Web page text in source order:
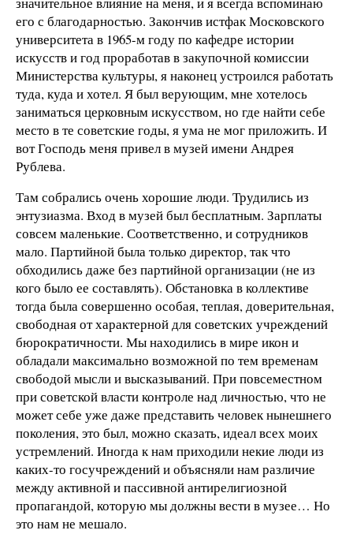
его с благодарностью. Закончив истфак Московского
университета в 1965-м году по кафедре истории
искусств и год проработав в закупочной комиссии
Министерства культуры, я наконец устроился работать
туда, куда и хотел. Я был верующим, мне хотелось
заниматься церковным искусством, но где найти себе
место в те советские годы, я ума не мог приложить. И
вот Господь меня привел в музей имени Андрея
Рублева.
Там собрались очень хорошие люди. Трудились из
энтузиазма. Вход в музей был бесплатным. Зарплаты
совсем маленькие. Соответственно, и сотрудников
мало. Партийной была только директор, так что
обходились даже без партийной организации (не из
кого было ее составлять). Обстановка в коллективе
тогда была совершенно особая, теплая, доверительная,
свободная от характерной для советских учреждений
бюрократичности. Мы находились в мире икон и
обладали максимально возможной по тем временам
свободой мысли и высказываний. При повсеместном
при советской власти контроле над личностью, что не
может себе уже даже представить человек нынешнего
поколения, это был, можно сказать, идеал всех моих
устремлений. Иногда к нам приходили некие люди из
каких-то госучреждений и объясняли нам различие
между активной и пассивной антирелигиозной
пропагандой, которую мы должны вести в музее… Но
это нам не мешало.